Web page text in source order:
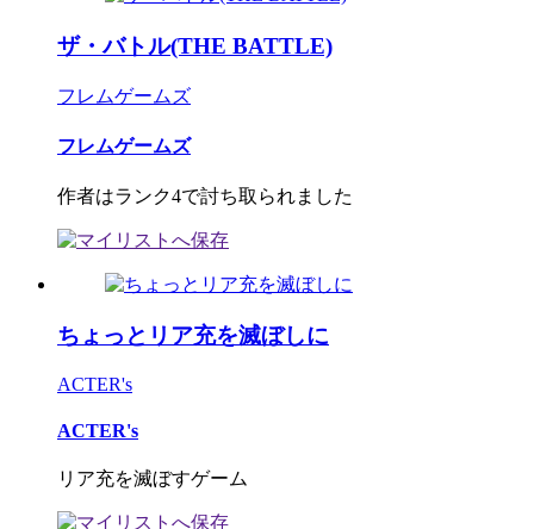
ザ・バトル(THE BATTLE)
フレムゲームズ
フレムゲームズ
作者はランク4で討ち取られました
ちょっとリア充を滅ぼしに
ACTER's
ACTER's
リア充を滅ぼすゲーム